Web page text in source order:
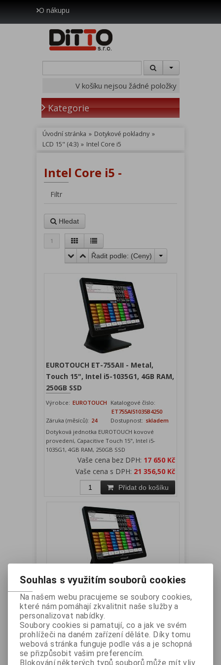
O nákupu
V košíku nejsou žádné položky
Kategorie
Úvodní stránka » Dotykové pokladny »
LCD 15" (4:3) » Intel Core i5
Intel Core i5 -
Filtr
Hledat
1
Řadit podle: (Ceny)
EUROTOUCH ET-755AII - Metal,
Touch 15", Intel i5-1035G1, 4GB RAM,
250GB SSD
Výrobce: EUROTOUCH Katalogové číslo:
ET755AI51035B4250
Záruka (měsíců): 24 Dostupnost: skladem
Dotyková jednotka EUROTOUCH kovové
provedení, Capacitive Touch 15", Intel i5-
1035G1, 4GB RAM, 250GB SSD
Vaše cena bez DPH: 17 650 Kč
Vaše cena s DPH: 21 356,50 Kč
Přidat do košíku
EUROTOUCH ET-755AII - Metal,
Touch 15", Intel i5-1035G1, 8GB RAM,
250GB SSD
Výrobce:EUROTOUCH Katalogové číslo:
ET755AI51035B8250
Záruka (měsíců):24 Dostupnost: skladem
Dotyková jednotka EUROTOUCH kovové
Souhlas s využitím souborů cookies
Na našem webu pracujeme se soubory cookies,
které nám pomáhají zkvalitnit naše služby a
personalizovat nabídky.
Soubory cookies si pamatují, co a jak ve svém
prohlížeči na daném zařízení děláte. Díky tomu
webová stránka funguje podle vás a je schopná
se přizpůsobit vašim preferencím.
Blokování některých typů souborů může mít vliv